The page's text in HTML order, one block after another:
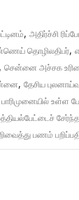
, அதிர்ச்சி
தொழிலதிபர்,
, சென்னை அச்சக
, தேசிய
பாரிமுனையில் உள்ள
பணம்